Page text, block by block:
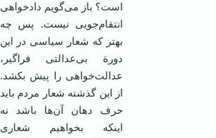
است؟ باز می‌گویم دادخواهی
انتقام‌جویی نیست. پس چه
بهتر که شعار سیاسی در این
دورة بی‌عدالتی فراگیر،
عدالت‌خواهی را پیش بکشد.
از این گذشته شعار مردم باید
حرف دهان آن‌ها باشد نه
اینکه بخواهیم شعاری